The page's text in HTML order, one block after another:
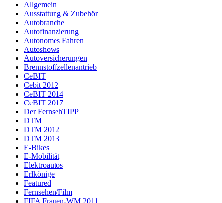
Allgemein
Ausstattung & Zubehör
Autobranche
Autofinanzierung
Autonomes Fahren
Autoshows
Autoversicherungen
Brennstoffzellenantrieb
CeBIT
Cebit 2012
CeBIT 2014
CeBIT 2017
Der FernsehTIPP
DTM
DTM 2012
DTM 2013
E-Bikes
E-Mobilität
Elektroautos
Erlkönige
Featured
Fernsehen/Film
FIFA Frauen-WM 2011